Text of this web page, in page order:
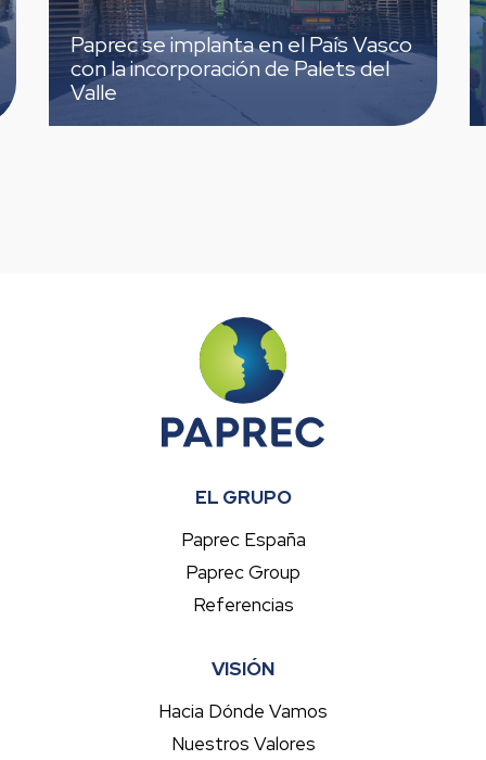
Paprec se implanta en el País Vasco
con la incorporación de Palets del
Valle
EL GRUPO
Paprec España
Paprec Group
Referencias
VISIÓN
Hacia Dónde Vamos
Nuestros Valores